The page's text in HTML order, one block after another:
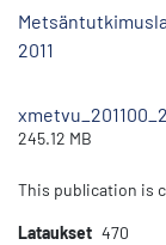
2011
245.12 MB
This publication is
Lataukset 470